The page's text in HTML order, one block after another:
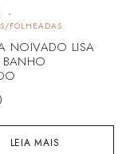
LEIA MAIS
FOLHEADAS
NOIVADO LISA